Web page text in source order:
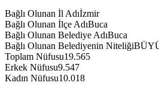
Bağlı Olunan İl Adıİzmir
Bağlı Olunan İlçe AdıBuca
Bağlı Olunan Belediye AdıBuca
Bağlı Olunan Belediyenin Niteliği
Toplam Nüfusu19.565
Erkek Nüfusu9.547
Kadın Nüfusu10.018